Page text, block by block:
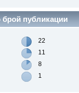
публикации
22
11
8
1